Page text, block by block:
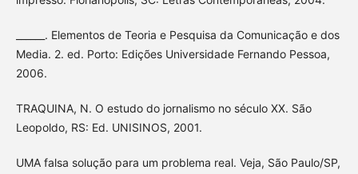
______. Elementos de Teoria e Pesquisa da Comunicação e dos
Media. 2. ed. Porto: Edições Universidade Fernando Pessoa,
2006.
TRAQUINA, N. O estudo do jornalismo no século XX. São
Leopoldo, RS: Ed. UNISINOS, 2001.
UMA falsa solução para um problema real. Veja, São Paulo/SP,